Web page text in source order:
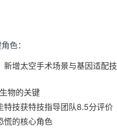
色：
增太空手术场景与基因适配技
物的关键
特技获特技指导团队8.5分评价
慌的核心角色